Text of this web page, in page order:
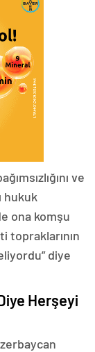
ve
hukuk
ona komşu
topraklarının
diye
Herşeyi